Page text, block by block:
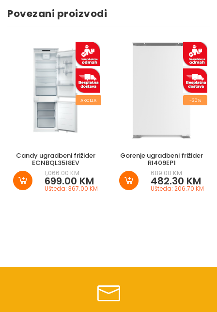
Povezani proizvodi
AKCIJA
Candy ugradbeni frižider
ECNBQL3518EV
1,066.00 KM
699.00 KM
Ušteda: 367.00 KM
-30%
Gorenje ugradbeni frižider
RI409EP1
689.00 KM
482.30 KM
Ušteda: 206.70 KM